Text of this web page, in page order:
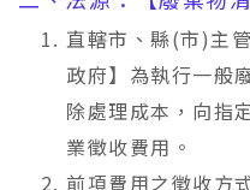
直轄市、縣(市)主
政府】為執行一般
除處理成本，向指
業徵收費用。
前項費用之徵收方